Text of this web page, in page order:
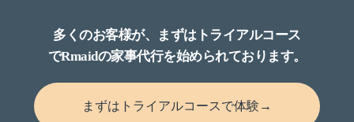
多くのお客様が、まずはトライアルコース
でRmaidの家事代行を始められております。
まずはトライアルコースで体験→